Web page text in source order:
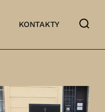
KONTAKTY